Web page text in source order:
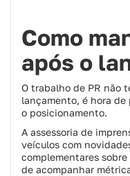
Como
após o
O trabalho de PR não
lançamento, é hora
o posicionamento.
A assessoria de
veículos com
complementares
de acompanhar